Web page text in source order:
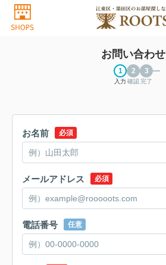
お問い合わせ
入力 確認完了
お名前 必須
メールアドレス 必須
電話番号 任意